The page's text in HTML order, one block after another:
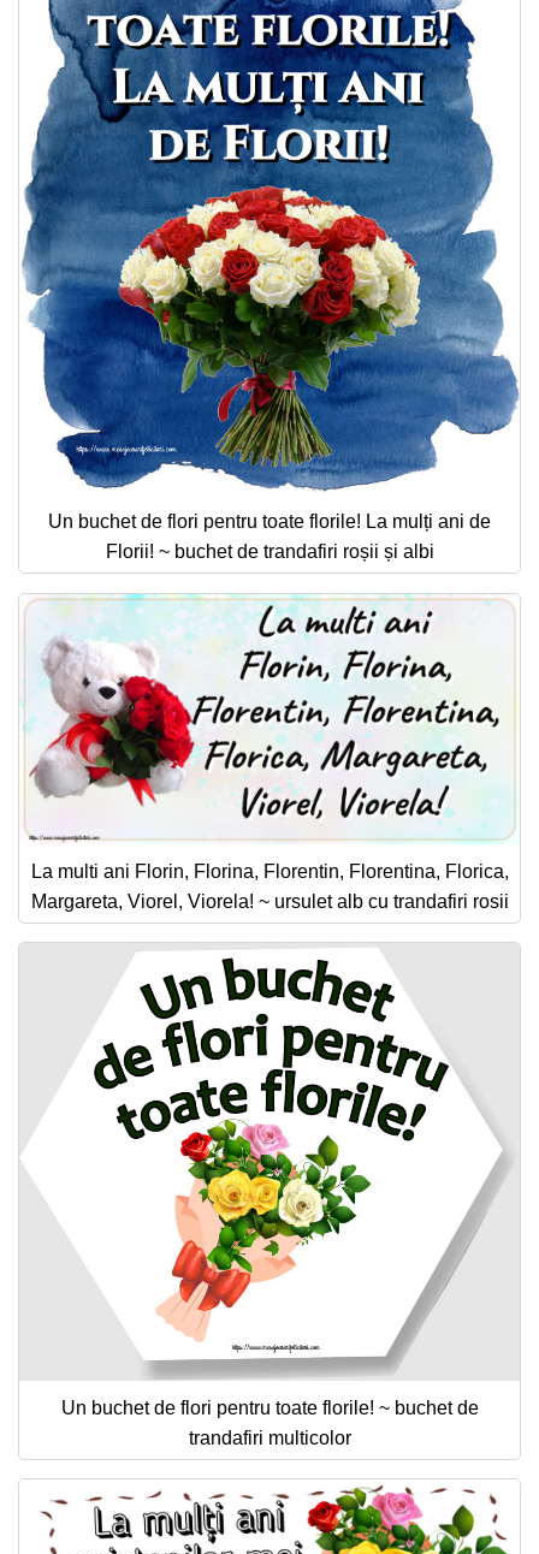
Un buchet de flori pentru toate florile! La mulți ani de
Florii! ~ buchet de trandafiri roșii și albi
La multi ani Florin, Florina, Florentin, Florentina, Florica,
Margareta, Viorel, Viorela! ~ ursulet alb cu trandafiri rosii
Un buchet de flori pentru toate florile! ~ buchet de
trandafiri multicolor